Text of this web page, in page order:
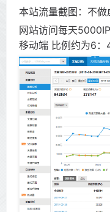
本站流量截图：不做
网站访问每天
移动端 比例约为6：4